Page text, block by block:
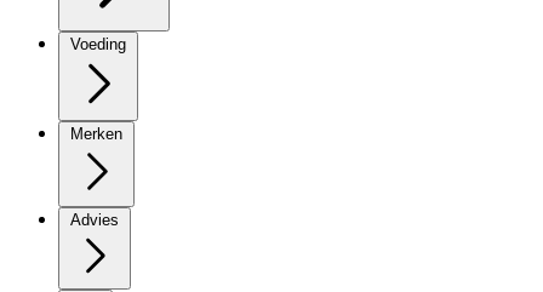
Voeding
Merken
Advies